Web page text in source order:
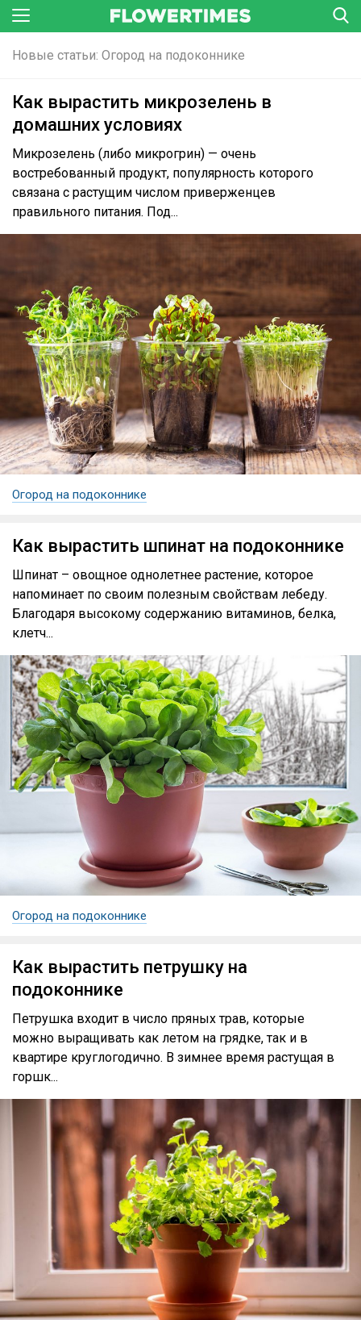
Новые статьи: Огород на подоконнике
Как вырастить микрозелень в
домашних условиях
Микрозелень (либо микрогрин) — очень
востребованный продукт, популярность которого
связана с растущим числом приверженцев
правильного питания. Под...
Огород на подоконнике
Как вырастить шпинат на подоконнике
Шпинат – овощное однолетнее растение, которое
напоминает по своим полезным свойствам лебеду.
Благодаря высокому содержанию витаминов, белка,
клетч...
Огород на подоконнике
Как вырастить петрушку на
подоконнике
Петрушка входит в число пряных трав, которые
можно выращивать как летом на грядке, так и в
квартире круглогодично. В зимнее время растущая в
горшк...